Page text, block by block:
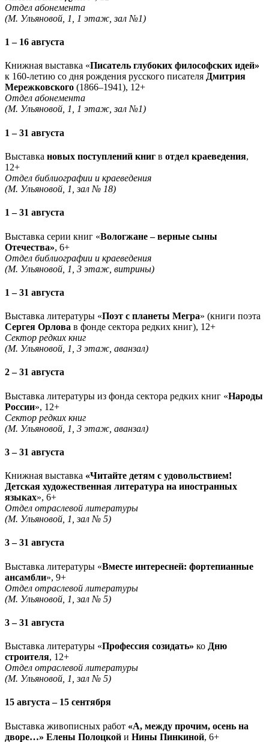
Отдел абонемента
(М. Ульяновой, 1, 1 этаж, зал №1)
1 – 16 августа
Книжная выставка «Писатель глубоких философских идей»
к 160-летию со дня рождения русского писателя Дмитрия
Мережковского (1866–1941), 12+
Отдел абонемента
(М. Ульяновой, 1, 1 этаж, зал №1)
1 – 31 августа
Выставка новых поступлений книг в отдел краеведения,
12+
Отдел библиографии и краеведения
(М. Ульяновой, 1, зал № 18)
1 – 31 августа
Выставка серии книг «Вологжане – верные сыны
Отечества», 6+
Отдел библиографии и краеведения
(М. Ульяновой, 1, 3 этаж, витрины)
1 – 31 августа
Выставка литературы «Поэт с планеты Мегра» (книги поэта
Сергея Орлова в фонде сектора редких книг), 12+
Сектор редких книг
(М. Ульяновой, 1, 3 этаж, аванзал)
2 – 31 августа
Выставка литературы из фонда сектора редких книг «Народы
России», 12+
Сектор редких книг
(М. Ульяновой, 1, 3 этаж, аванзал)
3 – 31 августа
Книжная выставка «Читайте детям с удовольствием!
Детская художественная литература на иностранных
языках», 6+
Отдел отраслевой литературы
(М. Ульяновой, 1, зал № 5)
3 – 31 августа
Выставка литературы «Вместе интересней: фортепианные
ансамбли», 9+
Отдел отраслевой литературы
(М. Ульяновой, 1, зал № 5)
3 – 31 августа
Выставка литературы «Профессия созидать» ко Дню
строителя, 12+
Отдел отраслевой литературы
(М. Ульяновой, 1, зал № 5)
15 августа – 15 сентября
Выставка живописных работ «А, между прочим, осень на
дворе…» Елены Полоцкой и Нины Пинкиной, 6+